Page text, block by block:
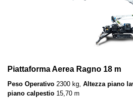
Piattaforma Aerea Ragno 18 m
Peso Operativo 2300 kg, Altezza piano
piano calpestio 15,70 m